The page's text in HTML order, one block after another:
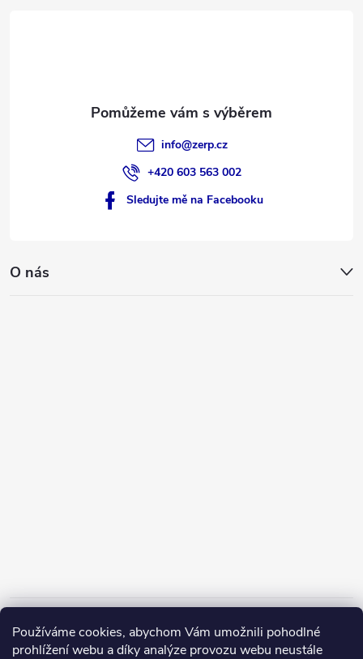
Používáme cookies, abychom Vám umožnili pohodlné
prohlížení webu a díky analýze provozu webu neustále
info@zerp.cz
+420 603 563 002
Sledujte mě na Facebooku
O nás